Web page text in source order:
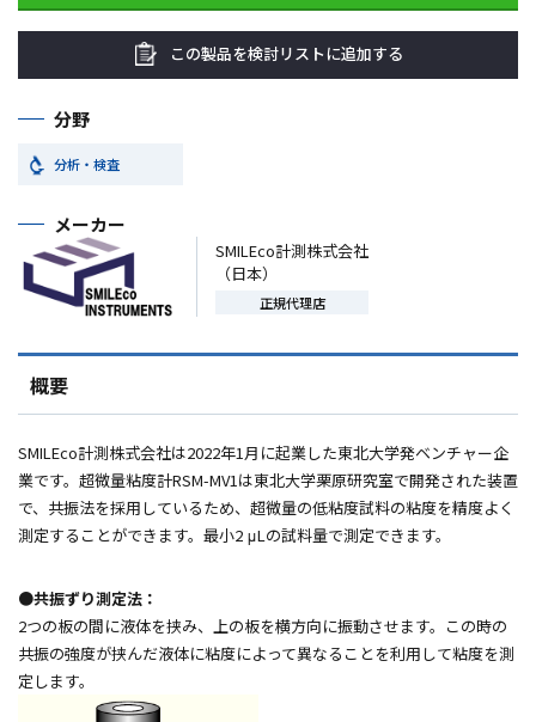
この製品を検討リストに追加する
分野
分析・検査
メーカー
SMILEco計測株式会社
（日本）
正規代理店
概要
SMILEco計測株式会社は2022年1月に起業した東北大学発ベンチャー企
業です。超微量粘度計RSM-MV1は東北大学栗原研究室で開発された装置
で、共振法を採用しているため、超微量の低粘度試料の粘度を精度よく
測定することができます。最小2 μLの試料量で測定できます。
●共振ずり測定法：
2つの板の間に液体を挟み、上の板を横方向に振動させます。この時の
共振の強度が挟んだ液体に粘度によって異なることを利用して粘度を測
定します。